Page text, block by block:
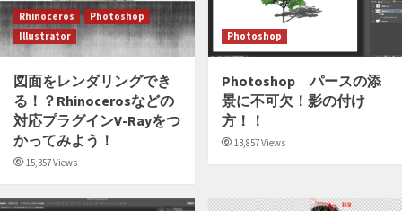
Rhinoceros
Photoshop
Illustrator
図面をレンダリングでき
る！？Rhinocerosなどの
対応プラグインV-Rayをつ
かってみよう！
15,357 Views
Photoshop
Photoshop パースの添
景に不可欠！影の付け
方！！
13,857 Views